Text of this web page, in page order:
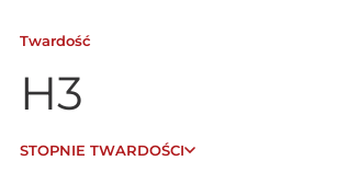
Twardość
H3
STOPNIE TWARDOŚCI